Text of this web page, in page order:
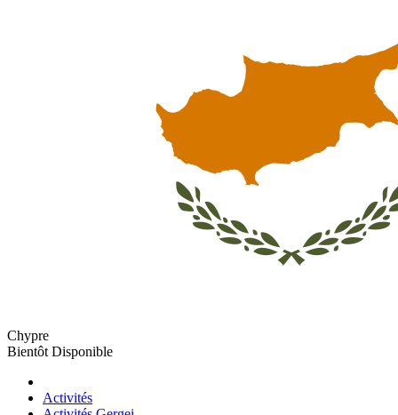
Chypre
Bientôt Disponible
Activités